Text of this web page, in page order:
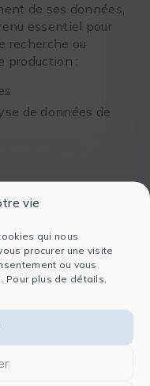
vie
qui nous
procurer une visite
ou vous
plus de détails,
de ses données,
essentiel pour
recherche ou
production :
de données de
que l’on
et des
:
de code C, C++,